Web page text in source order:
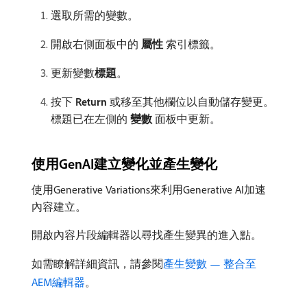
選取所需的變數。
開啟右側面板中的​ 屬性 ​索引標籤。
更新變數​標題。
按下​ Return ​或移至其他欄位以自動儲存變更。
標題已在左側的​ 變數 ​面板中更新。
使用GenAI建立變化並產生變化
使用Generative Variations來利用Generative AI加速
內容建立。
開啟內容片段編輯器以尋找產生變異的進入點。
如需瞭解詳細資訊，請參閱產生變數 — 整合至
AEM編輯器。